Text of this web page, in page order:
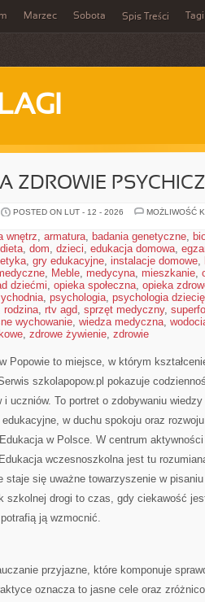
Marzec Sobota Spis Treści Tagi
ZDROWIE
POSTED ON LUT - 12 - 2026
MOŻLIWOŚĆ
wnętrz, armatura, badania genetyczne,
dieta, dom, dzieci, edukacja domowa,
, gry edukacyjne, instalacje domowe,
, Meble, medycyna, mieszkanie,
dziećmi, opieka społeczna, opieka
, psychologia, psychologia
rodzina, rtv agd, sprzęt medyczny,
wychowanie, wiedza medyczna,
, zdrowe żywienie, zdrowie
Popowie to miejsce, w którym
szkolapopow.pl pokazuje
i uczniów. To portret o zdobywaniu
w duchu spokoju oraz
w Polsce. W centrum aktywności
wczesnoszkolna jest tu
staje się uważne towarzyszenie w
szkolnej drogi to czas, gdy ciekawość
ją wzmocnić.
przyjazne, które komponuje
oznacza to jasne cele oraz